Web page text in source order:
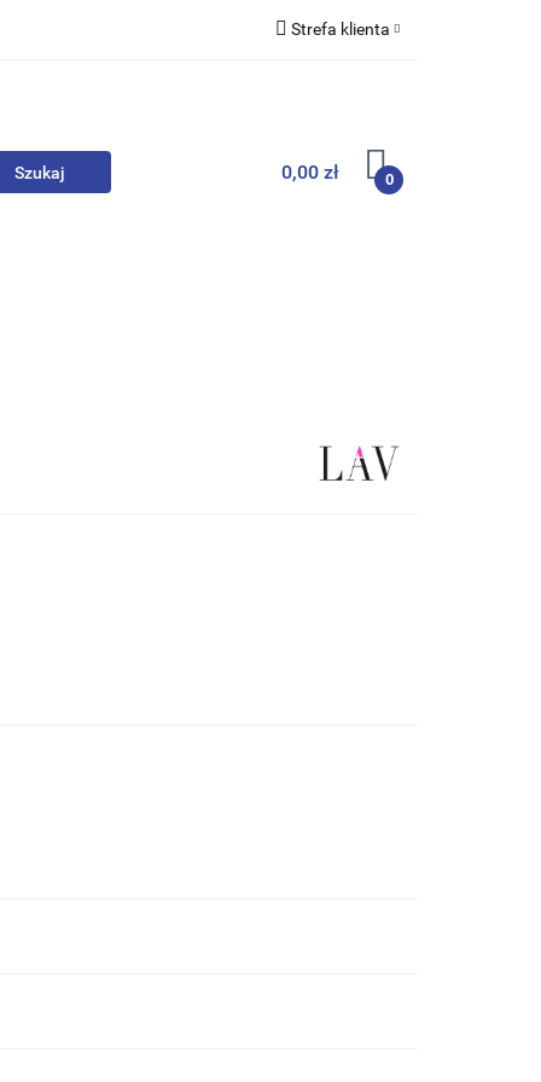
Strefa klienta
Dodaj zgłoszenie
0,00 zł 0